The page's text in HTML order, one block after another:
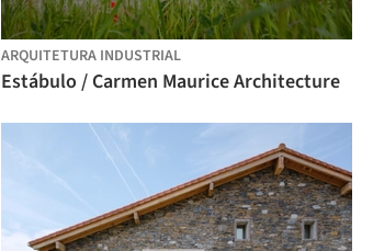
ARQUITETURA INDUSTRIAL
Estábulo / Carmen Maurice Architecture